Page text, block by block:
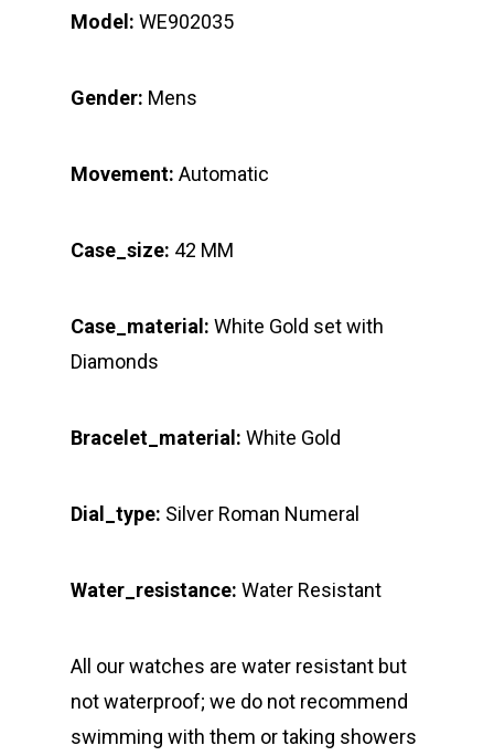
Model: WE902035
Gender: Mens
Movement: Automatic
Case_size: 42 MM
Case_material: White Gold set with
Diamonds
Bracelet_material: White Gold
Dial_type: Silver Roman Numeral
Water_resistance: Water Resistant
All our watches are water resistant but
not waterproof; we do not recommend
swimming with them or taking showers